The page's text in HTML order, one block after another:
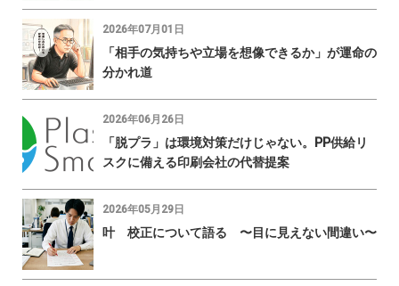
2026年07月01日
「相手の気持ちや立場を想像できるか」が運命の
分かれ道
2026年06月26日
「脱プラ」は環境対策だけじゃない。PP供給リ
スクに備える印刷会社の代替提案
2026年05月29日
叶 校正について語る 〜目に見えない間違い〜